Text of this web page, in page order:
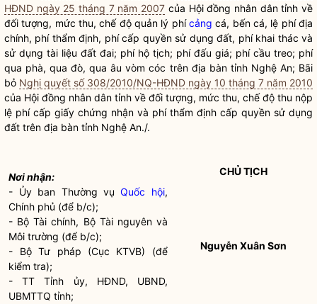
HĐND ngày 25 tháng 7 năm 2007 của Hội đồng nhân dântỉnh về
đối tượng, mức thu, chế độ quản lý phícảng cá, bến cá, lệ phí địa
chính, phí thẩm định, phí cấp quyền sử dụng đất, phí khai thác và
sử dụng tài liệu đất đai; phí hộ tịch; phí đấu giá; phí cầu treo; phí
qua phà, qua đò, qua âu vòm cóc trên địa bàntỉnh Nghệ An; Bãi
bỏ Nghị quyết số 308/2010/NQ-HĐND ngày 10 tháng 7 năm 2010
của Hội đồng nhân dân tỉnh về đối tượng, mức thu, chế độ thu nộp
lệ phícấp giấy chứng nhận và phí thẩm định cấp quyền sử dụng
đất trên địa bàn tỉnh Nghệ An./.
Nơi nhận:
- Ủy ban Thường vụQuốc hội,
Chính phủ (để b/c);
- Bộ Tài chính, Bộ Tài nguyên và
Môi trường (để b/c);
- Bộ Tư pháp (Cục KTVB) (để
kiểm tra);
- TT Tỉnh ủy, HĐND, UBND,
UBMTTQ tỉnh;
CHỦ TỊCH
Nguyễn Xuân Sơn